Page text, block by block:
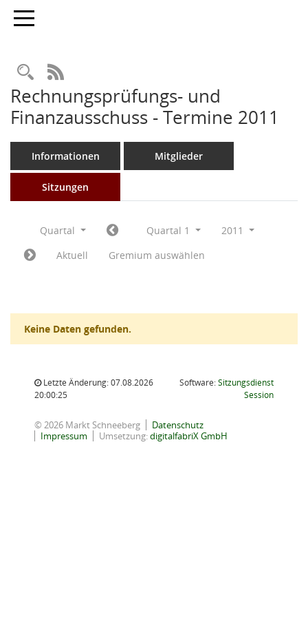
Toggle navigation
Rechercheauswahl
RSS-Feed
Rechnungsprüfungs- und
Finanzausschuss - Termine 2011
Informationen Mitglieder
Sitzungen
Quartal Quartal 1
2011
Aktuell
Gremium auswählen
Keine Daten gefunden.
Letzte Änderung: 07.08.2026
20:00:25
Software:Sitzungsdienst
Session(Wird in
© 2026 Markt Schneeberg
Datenschutz
Impressum
Umsetzung:digitalfabriX GmbH